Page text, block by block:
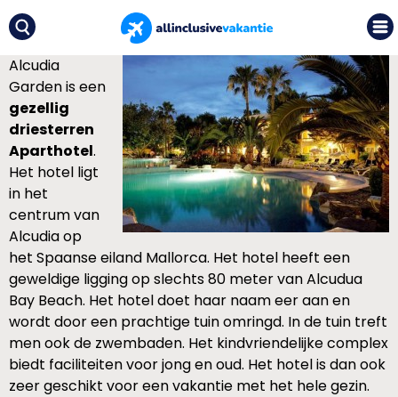
Alcudia
Garden is een
gezellig
driesterren
Aparthotel.
Het hotel ligt
in het
centrum van
Alcudia op
het Spaanse eiland Mallorca. Het hotel heeft een
geweldige ligging op slechts 80 meter van Alcudua
Bay Beach. Het hotel doet haar naam eer aan en
wordt door een prachtige tuin omringd. In de tuin treft
men ook de zwembaden. Het kindvriendelijke complex
biedt faciliteiten voor jong en oud. Het hotel is dan ook
zeer geschikt voor een vakantie met het hele gezin.